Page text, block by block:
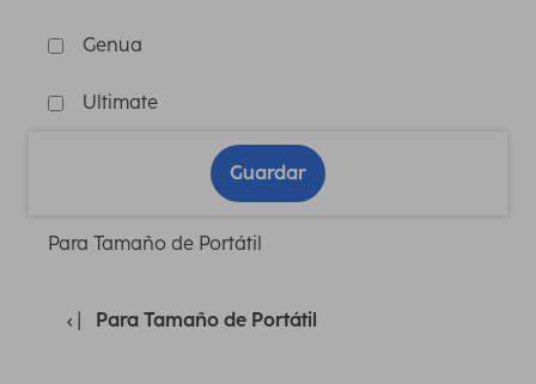
Genua
Ultimate
Guardar
Para Tamaño de Portátil
Para Tamaño de Portátil